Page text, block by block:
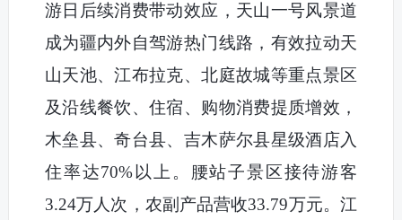
游日后续消费带动效应，天山一号风景道
成为疆内外自驾游热门线路，有效拉动天
山天池、江布拉克、北庭故城等重点景区
及沿线餐饮、住宿、购物消费提质增效，
木垒县、奇台县、吉木萨尔县星级酒店入
住率达70%以上。腰站子景区接待游客
3.24万人次，农副产品营收33.79万元。江